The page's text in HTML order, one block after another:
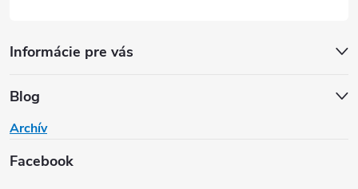
Informácie pre vás
Blog
Archív
Facebook